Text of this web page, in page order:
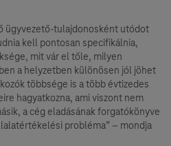
ügyvezető-tulajdonosként utódot
kell pontosan specifikálnia,
mit vár el tőle, milyen
a helyzetben különösen jól jöhet
többsége is a több évtizedes
hagyatkozna, ami viszont nem
a cég eladásának forgatókönyve
probléma” – mondja